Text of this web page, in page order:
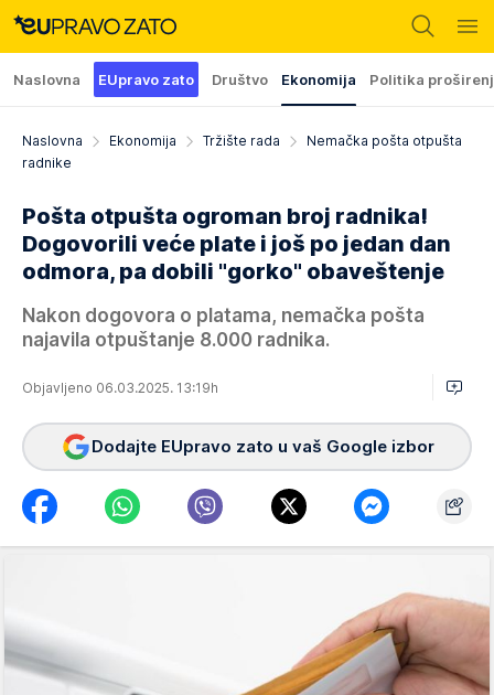
Naslovna EUpravo zato Društvo Ekonomija Politika
Naslovna Ekonomija Tržište rada
Nemačka pošta otpušta
radnike
Pošta otpušta ogroman broj radnika!
Dogovorili veće plate i još po jedan dan
odmora, pa dobili "gorko" obaveštenje
Nakon dogovora o platama, nemačka pošta
najavila otpuštanje 8.000 radnika.
Objavljeno 06.03.2025. 13:19h
Dodajte EUpravo zato u vaš Google izbor